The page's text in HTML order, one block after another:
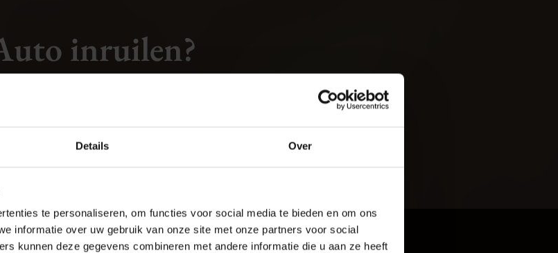
Details Over
te personaliseren, om functies voor social media te bieden en om ons
informatie over uw gebruik van onze site met onze partners voor social
kunnen deze gegevens combineren met andere informatie die u aan ze heeft
inruilen?
IN VOOR EEN INRUILVOORSTEL
Over Autobedrijf De Baaij
Blogs